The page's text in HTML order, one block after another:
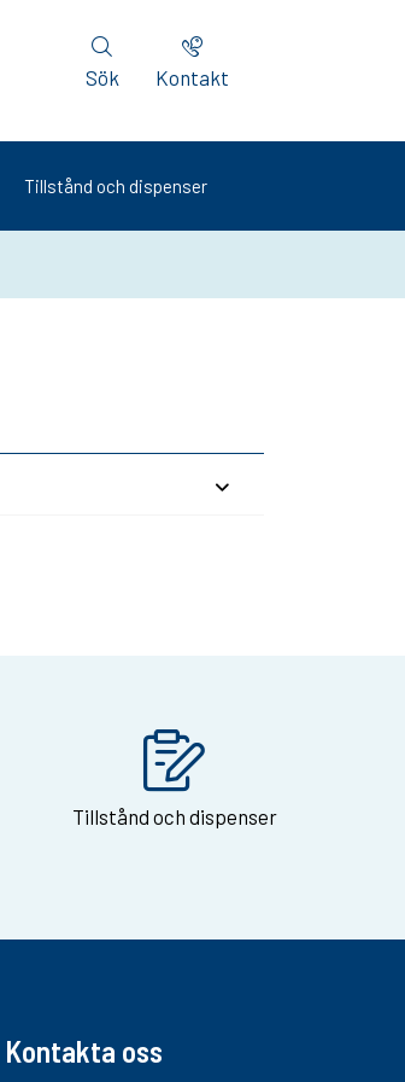
Sök Kontakt
Tillstånd och dispenser
Tillstånd och dispenser
Kontakta oss